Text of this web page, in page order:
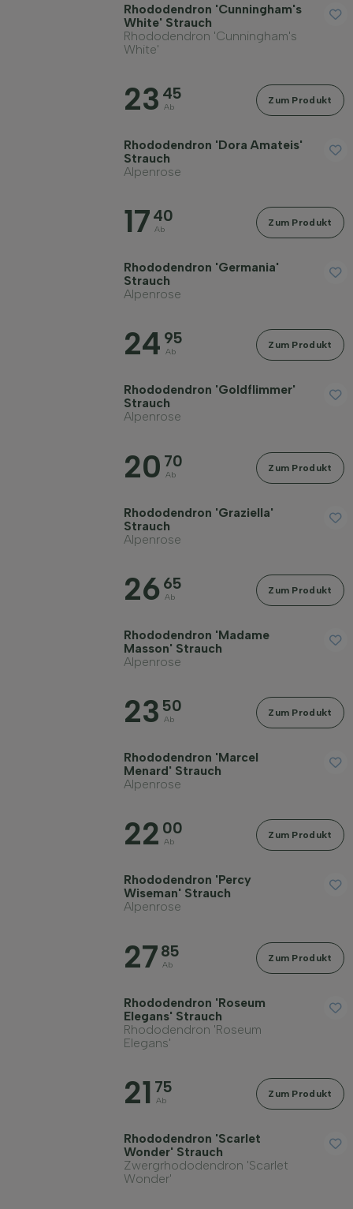
Rhododendron 'Cunningham's
White' Strauch
Rhododendron 'Cunningham's
White'
23 45
Ab
Zum Produkt
Rhododendron 'Dora Amateis'
Strauch
Alpenrose
17 40
Ab
Zum Produkt
Rhododendron 'Germania'
Strauch
Alpenrose
24 95
Ab
Zum Produkt
Rhododendron 'Goldflimmer'
Strauch
Alpenrose
20 70
Ab
Zum Produkt
Rhododendron 'Graziella'
Strauch
Alpenrose
26 65
Ab
Zum Produkt
Rhododendron 'Madame
Masson' Strauch
Alpenrose
23 50
Ab
Zum Produkt
Rhododendron 'Marcel
Menard' Strauch
Alpenrose
22 00
Ab
Zum Produkt
Rhododendron 'Percy
Wiseman' Strauch
Alpenrose
27 85
Ab
Zum Produkt
Rhododendron 'Roseum
Elegans' Strauch
Rhododendron 'Roseum
Elegans'
21 75
Ab
Zum Produkt
Rhododendron 'Scarlet
Wonder' Strauch
Zwergrhododendron 'Scarlet
Wonder'